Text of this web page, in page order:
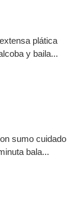
plática
y baila...
sumo cuidado
bala...